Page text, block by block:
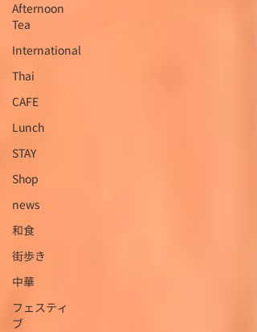
Afternoon
Tea
International
Thai
CAFE
Lunch
STAY
Shop
news
和食
街歩き
中華
フェスティ
ブ